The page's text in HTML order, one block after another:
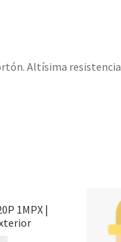
Altísima resistencia
1MPX |